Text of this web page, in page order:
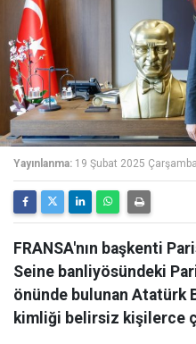
Yayınlanma: 19 Şubat 2025
FRANSA'nın başkenti
Seine banliyösündeki
önünde bulunan Atatürk
kimliği belirsiz kişilerce